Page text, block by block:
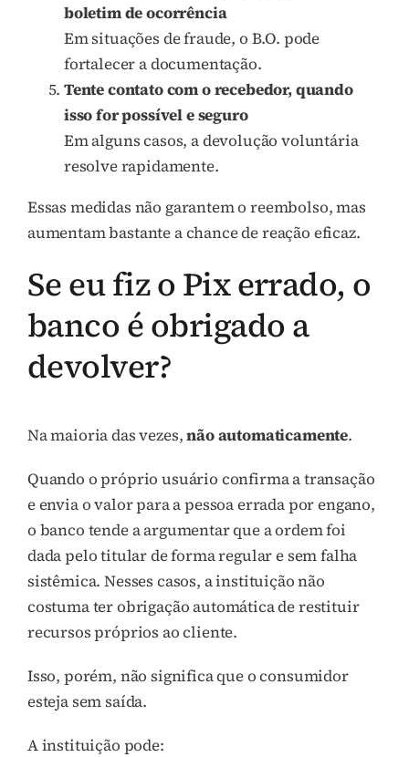
boletim de ocorrência
Em situações de fraude, o B.O. pode
fortalecer a documentação.
Tente contato com o recebedor, quando
isso for possível e seguro
Em alguns casos, a devolução voluntária
resolve rapidamente.
Essas medidas não garantem o reembolso, mas
aumentam bastante a chance de reação eficaz.
Se eu fiz o Pix errado, o
banco é obrigado a
devolver?
Na maioria das vezes,não automaticamente.
Quando o próprio usuário confirma a transação
e envia o valor para a pessoa errada por engano,
o banco tende a argumentar que a ordem foi
dada pelo titular de forma regular e sem falha
sistêmica. Nesses casos, a instituição não
costuma ter obrigação automática de restituir
recursos próprios ao cliente.
Isso, porém, não significa que o consumidor
esteja sem saída.
A instituição pode: